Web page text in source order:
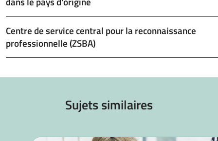
Centre de service central pour la reconnaissance
professionnelle (ZSBA)
Sujets similaires